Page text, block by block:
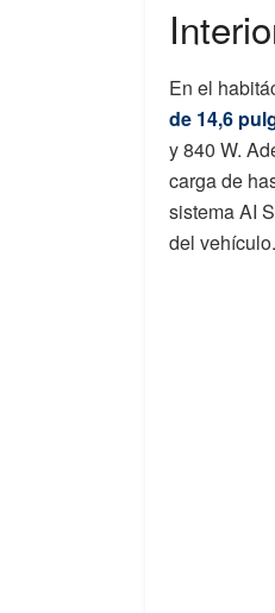
En el
de 14,6
y 840 W.
carga de
sistema AI
del vehículo.